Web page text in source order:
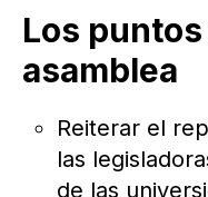
Los
asamblea
Reiterar el
las
de las